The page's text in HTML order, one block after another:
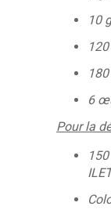
10
6
Pour la